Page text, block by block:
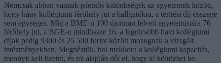
Nemcsak abban vannak jelentős különbségek az egyetemek között,
hogy hány kollégiumi férőhely jut a hallgatókra, a térítési díj összege
sem egységes. Míg a BME-n 100 újonnan felvett egyetemistára 76
férőhely jut, a BGE-n mindössze 16, a legolcsóbb havi kollégiumi
díjak pedig 9300 és 25 500 forint között mozognak a vizsgált
intézményekben. Megnéztük, hol mekkora a kollégiumi kapacitás,
mennyit kell fizetni, és mi alapján dől el, hogy ki költözhet be.